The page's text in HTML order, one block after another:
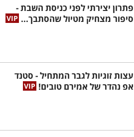
פתרון יצירתי לפני כניסת השבת -
סיפור מצחיק מטיול שהסתבך...
עצות זוגיות לגבר המתחיל - סטנד
אפ נהדר של אמירם טובים!